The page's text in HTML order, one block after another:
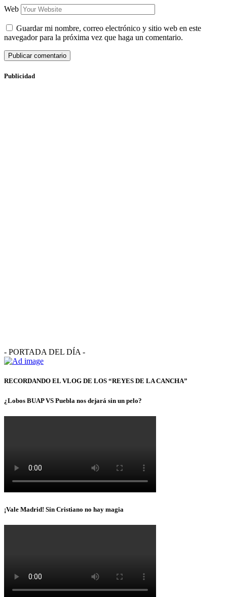
Web
Guardar mi nombre, correo electrónico y sitio web en este
navegador para la próxima vez que haga un comentario.
Publicidad
- PORTADA DEL DÍA -
RECORDANDO EL VLOG DE LOS “REYES DE LA CANCHA”
¿Lobos BUAP VS Puebla nos dejará sin un pelo?
¡Vale Madrid! Sin Cristiano no hay magia